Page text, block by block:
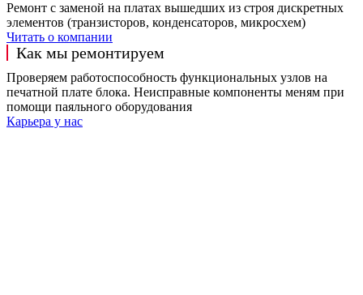
Ремонт с заменой на платах вышедших из строя дискретных
элементов (транзисторов, конденсаторов, микросхем)
Читать о компании
Как мы ремонтируем
Проверяем работоспособность функциональных узлов на
печатной плате блока. Неисправные компоненты меням при
помощи паяльного оборудования
Карьера у нас